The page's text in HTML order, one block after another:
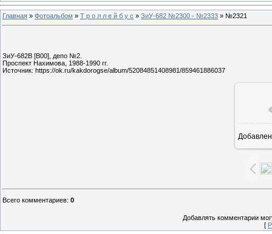
Главная » Фотоальбом » Т р о л л е й б у с » ЗиУ-682 №2300 - №2333 » №2321
ЗиУ-682В [В00], депо №2.
Проспект Нахимова, 1988-1990 гг.
Источник: https://ok.ru/kakdorogse/album/52084851408981/859461886037
Всего комментариев: 0
Добавлять комментарии
[